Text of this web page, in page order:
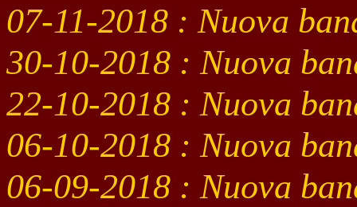
07-11-2018 : Nuova
30-10-2018 : Nuova
22-10-2018 : Nuova
06-10-2018 : Nuova
06-09-2018 : Nuova